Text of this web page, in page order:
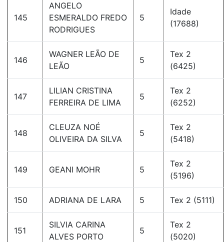
145
ANGELO
ESMERALDO FREDO
RODRIGUES
5
Idade
(17688)
146
WAGNER LEÃO DE
LEÃO
5
Tex 2
(6425)
147
LILIAN CRISTINA
FERREIRA DE LIMA
5
Tex 2
(6252)
148
CLEUZA NOÉ
OLIVEIRA DA SILVA
5
Tex 2
(5418)
149 GEANI MOHR 5
Tex 2
(5196)
150 ADRIANA DE LARA 5 Tex 2 (5111)
151
SILVIA CARINA
ALVES PORTO
5
Tex 2
(5020)